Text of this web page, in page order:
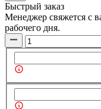
Быстрый заказ
Менеджер свяжется с
рабочего дня.